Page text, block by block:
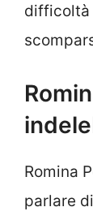
difficoltà
Romina
parlare